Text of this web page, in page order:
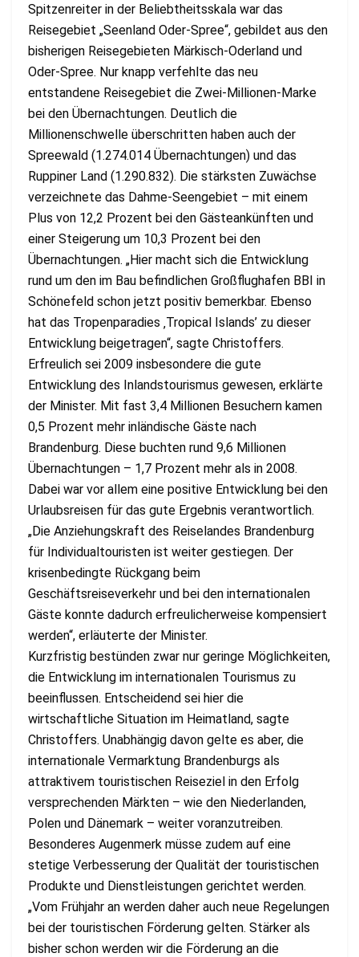
Spitzenreiter in der Beliebtheitsskala war das
Reisegebiet „Seenland Oder-Spree“, gebildet aus den
bisherigen Reisegebieten Märkisch-Oderland und
Oder-Spree. Nur knapp verfehlte das neu
entstandene Reisegebiet die Zwei-Millionen-Marke
bei den Übernachtungen. Deutlich die
Millionenschwelle überschritten haben auch der
Spreewald (1.274.014 Übernachtungen) und das
Ruppiner Land (1.290.832). Die stärksten Zuwächse
verzeichnete das Dahme-Seengebiet – mit einem
Plus von 12,2 Prozent bei den Gästeankünften und
einer Steigerung um 10,3 Prozent bei den
Übernachtungen. „Hier macht sich die Entwicklung
rund um den im Bau befindlichen Großflughafen BBI in
Schönefeld schon jetzt positiv bemerkbar. Ebenso
hat das Tropenparadies ‚Tropical Islands’ zu dieser
Entwicklung beigetragen“, sagte Christoffers.
Erfreulich sei 2009 insbesondere die gute
Entwicklung des Inlandstourismus gewesen, erklärte
der Minister. Mit fast 3,4 Millionen Besuchern kamen
0,5 Prozent mehr inländische Gäste nach
Brandenburg. Diese buchten rund 9,6 Millionen
Übernachtungen – 1,7 Prozent mehr als in 2008.
Dabei war vor allem eine positive Entwicklung bei den
Urlaubsreisen für das gute Ergebnis verantwortlich.
„Die Anziehungskraft des Reiselandes Brandenburg
für Individualtouristen ist weiter gestiegen. Der
krisenbedingte Rückgang beim
Geschäftsreiseverkehr und bei den internationalen
Gäste konnte dadurch erfreulicherweise kompensiert
werden“, erläuterte der Minister.
Kurzfristig bestünden zwar nur geringe Möglichkeiten,
die Entwicklung im internationalen Tourismus zu
beeinflussen. Entscheidend sei hier die
wirtschaftliche Situation im Heimatland, sagte
Christoffers. Unabhängig davon gelte es aber, die
internationale Vermarktung Brandenburgs als
attraktivem touristischen Reiseziel in den Erfolg
versprechenden Märkten – wie den Niederlanden,
Polen und Dänemark – weiter voranzutreiben.
Besonderes Augenmerk müsse zudem auf eine
stetige Verbesserung der Qualität der touristischen
Produkte und Dienstleistungen gerichtet werden.
„Vom Frühjahr an werden daher auch neue Regelungen
bei der touristischen Förderung gelten. Stärker als
bisher schon werden wir die Förderung an die